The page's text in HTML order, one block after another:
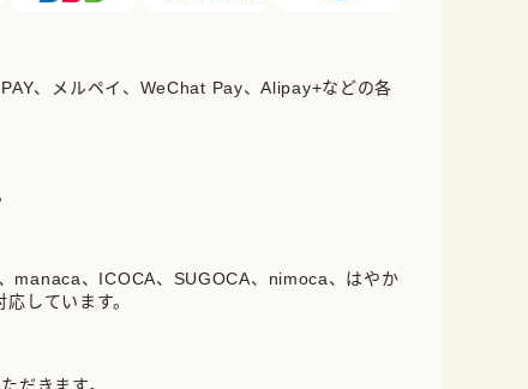
、メルペイ、WeChat Pay、Alipay+などの各
manaca、ICOCA、SUGOCA、nimoca、はやか
しています。